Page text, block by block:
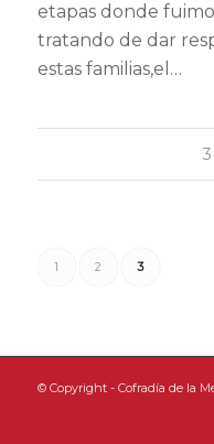
etapas donde
tratando de dar
estas familias,el…
1 2 3
© Copyright - Cofradía de la